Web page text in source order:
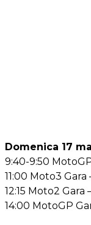
Domenica 17
9:40-9:50
11:00 Moto3 Gara
12:15 Moto2 Gara
14:00 MotoGP